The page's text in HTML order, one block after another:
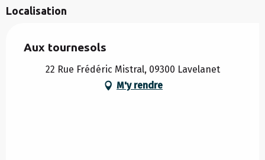
Localisation
Aux tournesols
22 Rue Frédéric Mistral, 09300 Lavelanet
M'y rendre